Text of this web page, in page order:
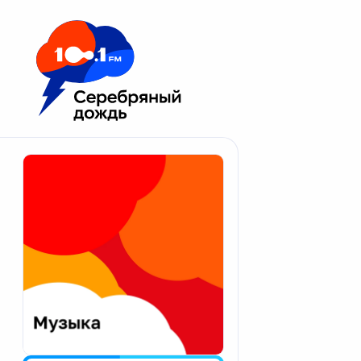
Москва 100.1 FM
Апатиты
Екатеринбург
Калининград
Калуга